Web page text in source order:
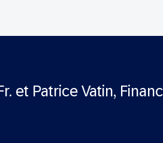
et Patrice Vatin,